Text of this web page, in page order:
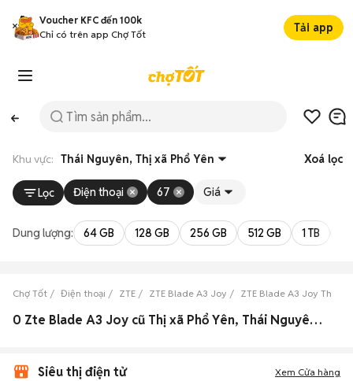
Voucher KFC đến 100k
Chỉ có trên app Chợ Tốt
Tải app
Khu vực: Thái Nguyên, Thị xã Phổ Yên Xoá lọc
Lọc Điện thoại 67 Giá
Dung lượng: 64 GB 128 GB 256 GB 512 GB 1 TB
Chợ Tốt Điện thoại ZTE ZTE Blade A3 Joy ZTE Blade A3 Joy Thái
0 Zte Blade A3 Joy cũ Thị xã Phổ Yên, Thái Nguyên đẹp
Siêu thị điện tử Xem Cửa hàng